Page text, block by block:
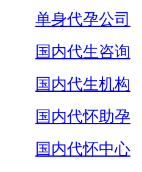
单身代孕公司
国内代生咨询
国内代生机构
国内代怀助孕
国内代怀中心